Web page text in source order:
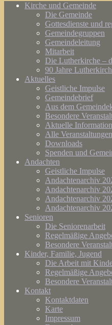
Kirche und Gemeinde
Die Gemeinde
Gottesdienste und
Gemeindegruppen
Gemeindeleitung
Mitarbeit
Die Lutherkirche –
90 Jahre
Aktuelles
Geistliche Impulse
Gemeindebrief
Aus dem
Besondere
Aktuelle
Alle Veranstaltungen
Downloads
Spenden und
Andachten
Geistliche Impulse
Andachtenarchiv
Andachtenarchiv
Andachtenarchiv
Andachtenarchiv
Senioren
Die Seniorenarbeit
Regelmäßige
Besondere
Kinder, Familie, Jugend
Die Arbeit mit
Regelmäßige
Besondere
Kontakt
Kontaktdaten
Karte
Impressum